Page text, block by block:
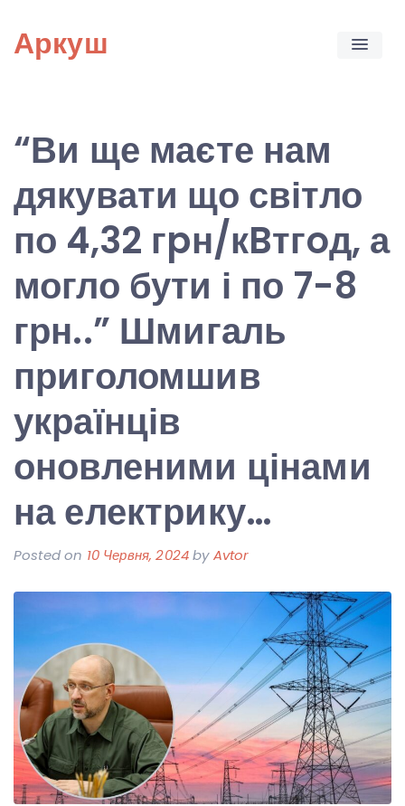
content
Аркуш
“Ви ще маєте нам
дякувати що світло
по 4,32 гpн/кBтгoд, а
могло бути і по 7-8
грн..” Шмигаль
приголомшив
українців
оновленими цінами
на електрику…
Posted on 10 Червня, 2024byAvtor